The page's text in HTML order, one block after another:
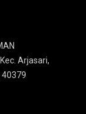
Arjasari,
40379